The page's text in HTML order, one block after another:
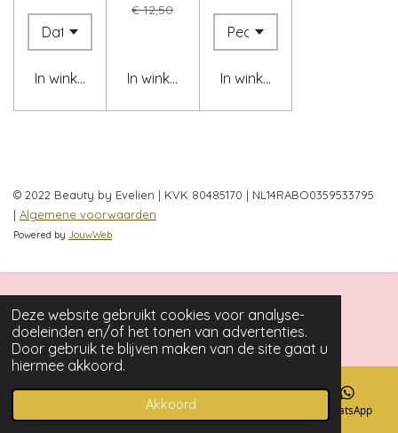
Deze website gebruikt cookies voor analyse-
doeleinden en/of het tonen van advertenties.
Door gebruik te blijven maken van de site gaat u
hiermee akkoord.
Akkoord
In winkelwagen
€ 12,50
In winkelwagenIn winkelwagen
© 2022 Beauty by Evelien | KVK 80485170 | NL14RABO0359533795
| Algemene voorwaarden
Powered by JouwWeb
Telefoonnummer WhatsApp